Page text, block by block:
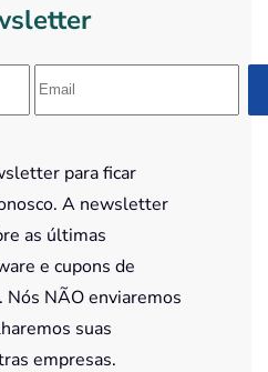
para ficar
A newsletter
as últimas
e cupons de
NÃO enviaremos
suas
empresas.